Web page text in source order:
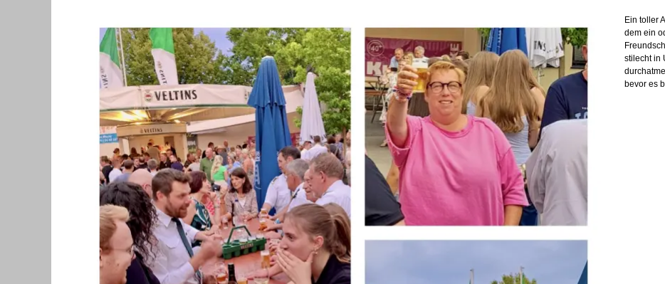
Ein toller
dem ein
stilecht in
bevor es